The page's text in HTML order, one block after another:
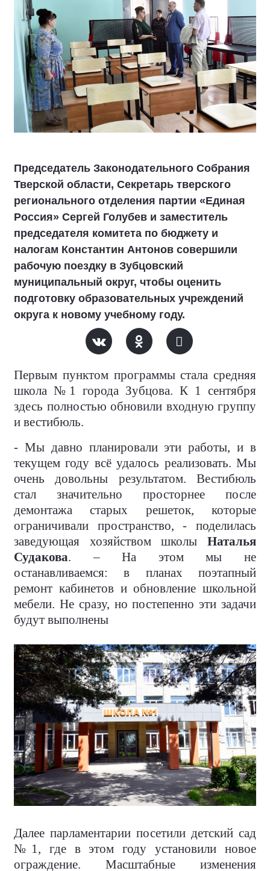
Председатель Законодательного Собрания
Тверской области, Секретарь тверского
регионального отделения партии «Единая
Россия» Сергей Голубев и заместитель
председателя комитета по бюджету и
налогам Константин Антонов совершили
рабочую поездку в Зубцовский
муниципальный округ, чтобы оценить
подготовку образовательных учреждений
округа к новому учебному году.
Первым пунктом программы стала средняя
школа №1 города Зубцова. К 1 сентября
здесь полностью обновили входную группу
и вестибюль.
- Мы давно планировали эти работы, и в
текущем году всё удалось реализовать. Мы
очень довольны результатом. Вестибюль
стал значительно просторнее после
демонтажа старых решеток, которые
ограничивали пространство, - поделилась
заведующая хозяйством школы Наталья
Судакова. – На этом мы не
останавливаемся: в планах поэтапный
ремонт кабинетов и обновление школьной
мебели. Не сразу, но постепенно эти задачи
будут выполнены
Далее парламентарии посетили детский сад
№1, где в этом году установили новое
ограждение. Масштабные изменения